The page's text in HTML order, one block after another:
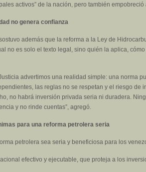
activos” de la nación, pero también
no genera confianza
además que la reforma a la Ley de
no es solo el texto legal, sino quién la aplica,
advertimos una realidad simple: una norma
las reglas no se respetan y el riesgo de
no habrá inversión privada seria ni duradera.
y no rinde cuentas”, agregó.
para una reforma petrolera seria
petrolera sea seria y beneficiosa para los
efectivo y ejecutable, que proteja a los